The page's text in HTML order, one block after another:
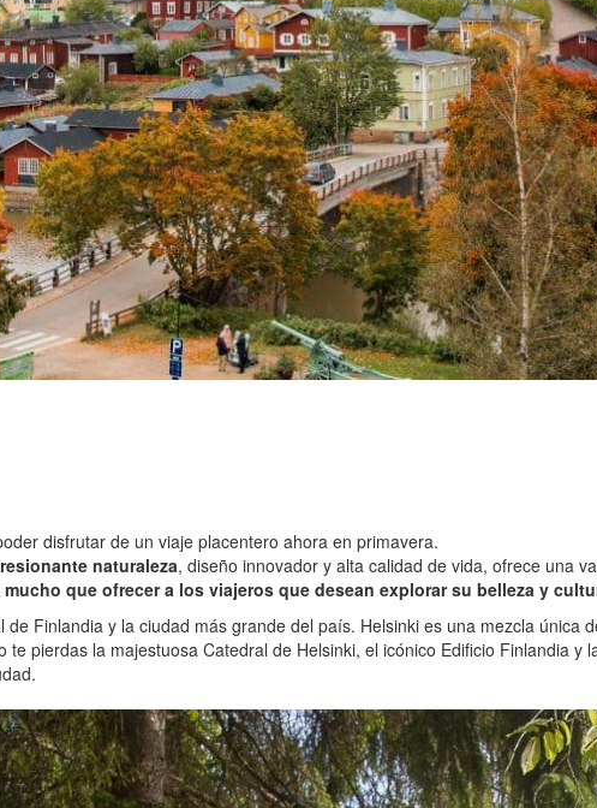
disfrutar de un viaje placentero ahora en primavera.
naturaleza, diseño innovador y alta calidad de vida, ofrece una
que ofrecer a los viajeros que desean explorar su belleza y
de Finlandia y la ciudad más grande del país. Helsinki es una mezcla
pierdas la majestuosa Catedral de Helsinki, el icónico Edificio Finlandia y